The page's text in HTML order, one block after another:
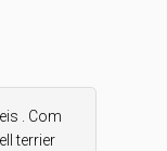
. Com
terrier